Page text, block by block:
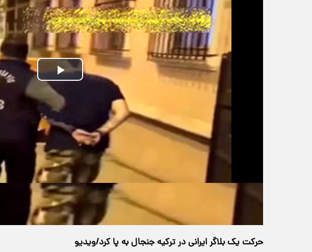
Play
Video
حجم ویدیو: 8.10M |مدت زمان ویدیو: 00:00:32
چندرسانه‌ای ۱۹:۱۷
حرکت یک بلاگر ایرانی در ترکیه جنجال به پا کرد/ویدیو